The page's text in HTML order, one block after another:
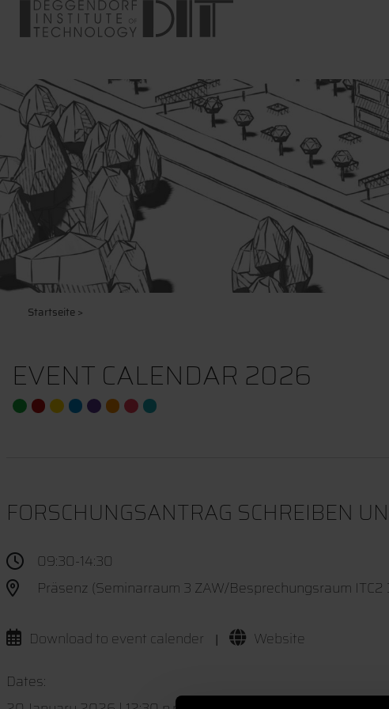
Startseite>
EVENT CALENDAR 2026
FORSCHUNGSANTRAG SCHREIBEN
09:30-14:30
Präsenz (Seminarraum 3 ZAW/Besprechungsraum ITC2
Download to event calender | Website
Dates: